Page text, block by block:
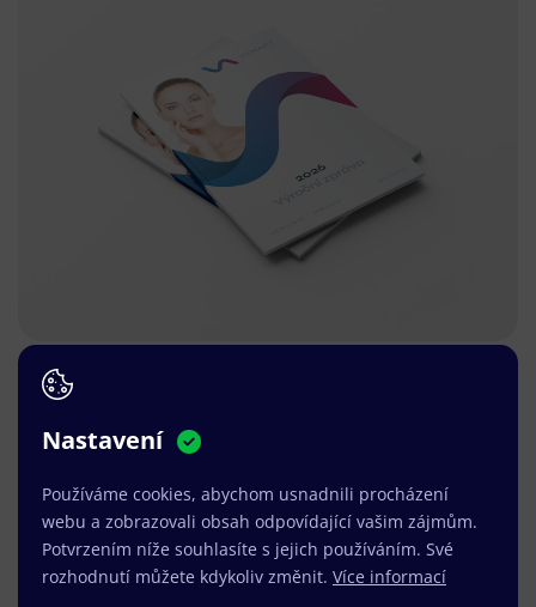
Nastavení
Používáme cookies, abychom usnadnili procházení
webu a zobrazovali obsah odpovídající vašim zájmům.
Potvrzením níže souhlasíte s jejich používáním. Své
rozhodnutí můžete kdykoliv změnit. Více informací